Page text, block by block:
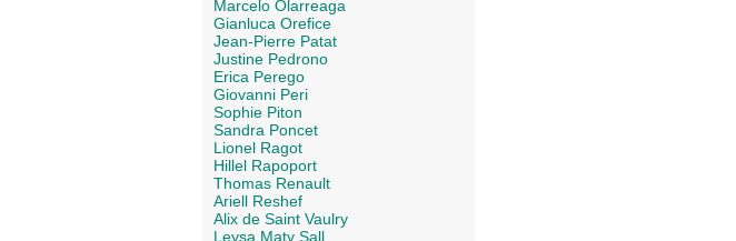
Marcelo Olarreaga
Gianluca Orefice
Jean-Pierre Patat
Justine Pedrono
Erica Perego
Giovanni Peri
Sophie Piton
Sandra Poncet
Lionel Ragot
Hillel Rapoport
Thomas Renault
Ariell Reshef
Alix de Saint Vaulry
Leysa Maty Sall